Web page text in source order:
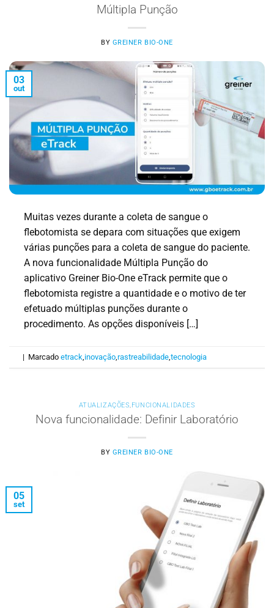
Múltipla Punção
BY GREINER BIO-ONE
03
out
Muitas vezes durante a coleta de sangue o
flebotomista se depara com situações que exigem
várias punções para a coleta de sangue do paciente.
A nova funcionalidade Múltipla Punção do
aplicativo Greiner Bio-One eTrack permite que o
flebotomista registre a quantidade e o motivo de ter
efetuado múltiplas punções durante o
procedimento. As opções disponíveis […]
| Marcadoetrack inovação ,rastreabilidade ,tecnologia
ATUALIZAÇÕES,FUNCIONALIDADES
Nova funcionalidade: Definir Laboratório
BY GREINER BIO-ONE
05
set